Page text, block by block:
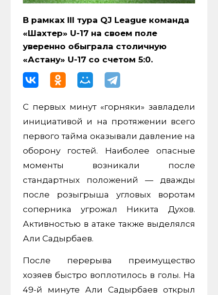
В рамках III тура QJ League команда
«Шахтер» U-17 на своем поле
уверенно обыграла столичную
«Астану» U-17 со счетом 5:0.
С первых минут «горняки» завладели
инициативой и на протяжении всего
первого тайма оказывали давление на
оборону гостей. Наиболее опасные
моменты возникали после
стандартных положений — дважды
после розыгрыша угловых воротам
соперника угрожал Никита Духов.
Активностью в атаке также выделялся
Али Садырбаев.
После перерыва преимущество
хозяев быстро воплотилось в голы. На
49-й минуте Али Садырбаев открыл